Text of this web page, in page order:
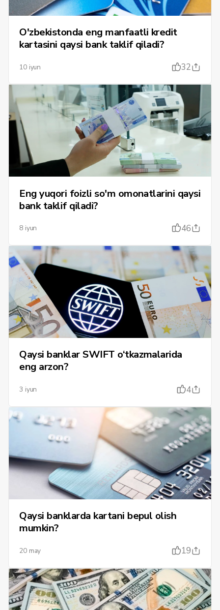
O'zbekistonda eng manfaatli kredit
kartasini qaysi bank taklif qiladi?
10 iyun 32
Eng yuqori foizli so'm omonatlarini qaysi
bank taklif qiladi?
8 iyun 46
Qaysi banklar SWIFT o‘tkazmalarida
eng arzon?
3 iyun 4
Qaysi banklarda kartani bepul olish
mumkin?
20 may 19